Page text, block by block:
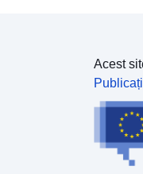
Acest